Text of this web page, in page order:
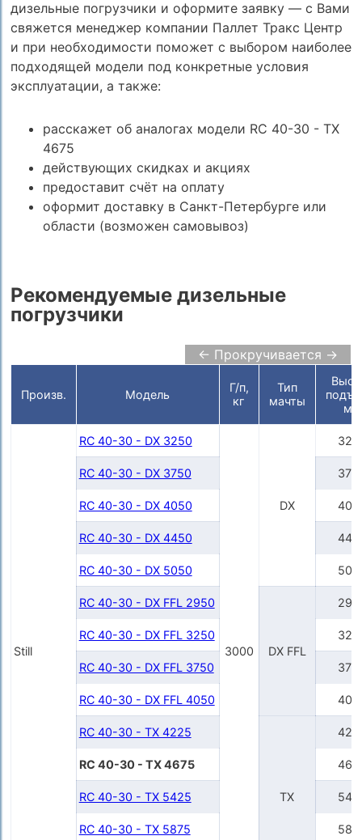
дизельные погрузчики и оформите заявку — с Вами
свяжется менеджер компании Паллет Тракс Центр
и при необходимости поможет с выбором наиболее
подходящей модели под конкретные условия
эксплуатации, а также:
расскажет об аналогах модели RC 40-30 - TX
4675
действующих скидках и акциях
предоставит счёт на оплату
оформит доставку в Санкт-Петербурге или
области (возможен самовывоз)
Рекомендуемые дизельные
погрузчики
← Прокручивается →
Произв. Модель
Г/п,
кг
Тип
мачты
мм
Still
RC 40-30 - DX 3250
3000
DX
RC 40-30 - DX 3750
RC 40-30 - DX 4050
RC 40-30 - DX 4450
RC 40-30 - DX 5050
RC 40-30 - DX FFL 2950
DX FFL
RC 40-30 - DX FFL 3250
RC 40-30 - DX FFL 3750
RC 40-30 - DX FFL 4050
RC 40-30 - TX 4225
TX
RC 40-30 - TX 4675
RC 40-30 - TX 5425
RC 40-30 - TX 5875